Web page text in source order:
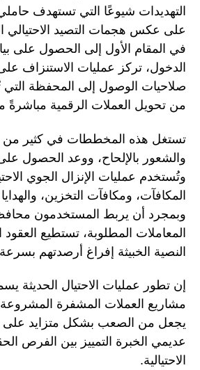
التهديدات شيوعًا التي تستهدف
على عكس هجمات التصيد الاحتيالي
في المقام الأول إلى الحصول على
الدخول، تركز عمليات الاستنزاف
صلاحيات الوصول إلى المحفظة التي
من تحويل العملات الرقمية
تستغل هذه المخططات في كثير من
والشعور بالإلحاح، ووعد الحصول
وتُستخدم عمليات الإنزال الجوي
المكافآت، ومكافآت التخزين،
وبمجرد أن يربط المستخدمون
المعاملات المطلوبة، تستطيع العقود
النصية الخبيثة إفراغ أرصدتهم
إن تطور عمليات الاحتيال الحديثة
مشاريع العملات المشفرة
يجعل من الصعب بشكل متزايد على
عديمي الخبرة التمييز بين الفرص
الاحتيالية.